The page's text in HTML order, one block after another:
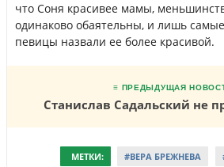
что Соня красивее мамы,
одинаково обаятельны, и лишь
певицы назвали ее более красивой.
≡ ПРЕДЫДУЩАЯ
Станислав Садальский не
МЕТКИ: #ВЕРА БРЕЖНЕВА